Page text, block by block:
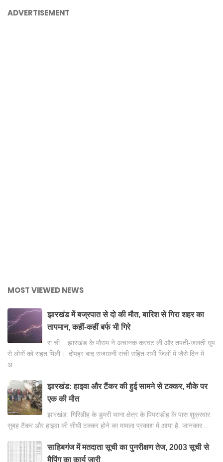
ADVERTISEMENT
MOST VIEWED NEWS
झारखंड में बज्रपात से दो की मौत, बारिश से गिरा शहर का
तापमान, कहीं-कहीं बर्फ भी गिरे
रां ची : झारखंड के मौसम ने अचानक करवट ली और तपती-जलती धूप
से लोगों को राहत मिली। दोपहर बाद राजधानी रांची सहित सभी जिलों में जैसे दिन में
अ...
झारखंड: हाइवा और टैंकर की हुई सामने से टक्कर, मौके पर
एक की मौत
झारखंड: गिरिडीह के डुमरी थाना क्षेत्र के पिपराडीह के पास शुक्रवार
सुबह टैंकर और हाइवा की सीधी टक्कर होने का मामला प्रकाश में आया है. जानकार...
साहिबगंज में मतदाता सूची का पुनरीक्षण तेज, 2003 सूची से
मैपिंग का कार्य जारी